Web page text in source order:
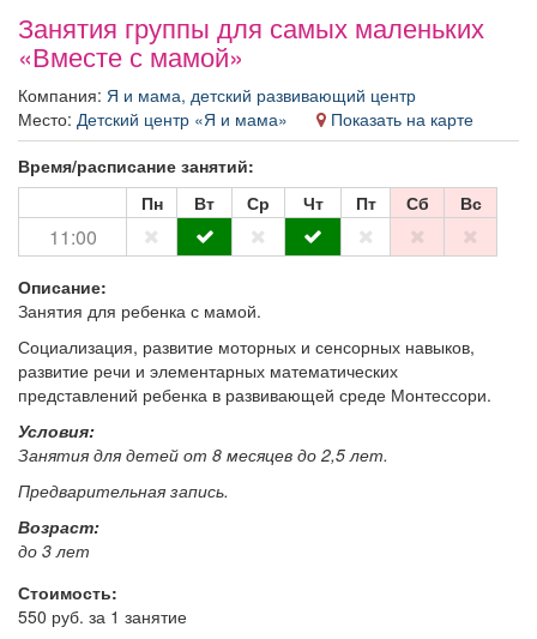
Товары Поздравления Погода
ТВ программа Я - пенсионер
Занятия группы для самых маленьких
«Вместе с мамой»
Компания: Я и мама, детский развивающий центр
Место: Детский центр «Я и мама»
Показать на карте
Время/расписание занятий:
Пн
Вт Ср Чт Пт Сб Вс
11:00
Описание:
Занятия для ребенка с мамой.
Социализация, развитие моторных и сенсорных навыков,
развитие речи и элементарных математических
представлений ребенка в развивающей среде Монтессори.
Условия:
Занятия для детей от 8 месяцев до 2,5 лет.
Предварительная запись.
Возраст:
до 3 лет
Стоимость:
550 руб. за 1 занятие